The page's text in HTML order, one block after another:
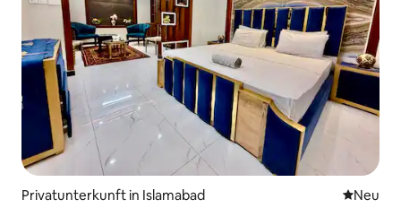
Privatunterkunft in Islamabad Neue
Neu